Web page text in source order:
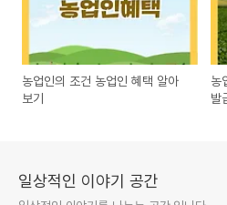
농업인의 조건 농업인 혜택 알아
보기
농
발
일상적인 이야기 공간